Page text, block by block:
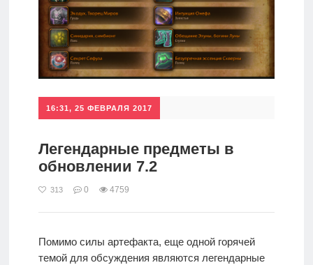
16:31, 25 ФЕВРАЛЯ 2017
Легендарные предметы в
обновлении 7.2
313 0 4759
Помимо силы артефакта, еще одной горячей
темой для обсуждения являются легендарные